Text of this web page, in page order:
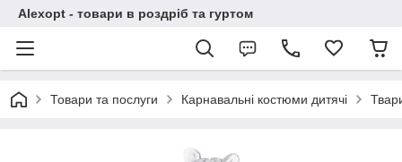
Alexopt - товари в роздріб та гуртом
Товари та послуги Карнавальні костюми дитячі